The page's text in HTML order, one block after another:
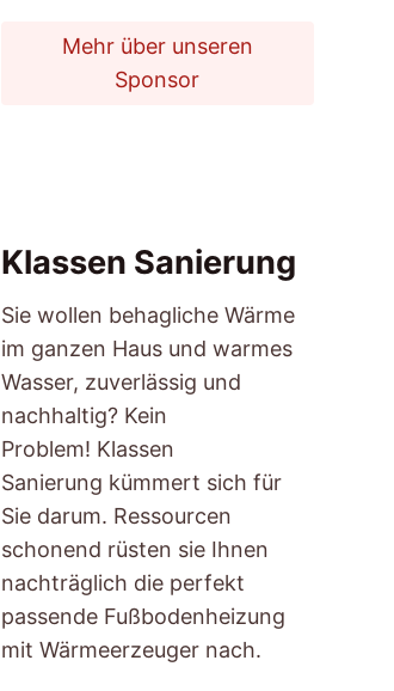
Mehr über unseren
Sponsor
Klassen Sanierung
Sie wollen behagliche Wärme
im ganzen Haus und warmes
Wasser, zuverlässig und
nachhaltig? Kein
Problem! Klassen
Sanierung kümmert sich für
Sie darum. Ressourcen
schonend rüsten sie Ihnen
nachträglich die perfekt
passende Fußbodenheizung
mit Wärmeerzeuger nach.